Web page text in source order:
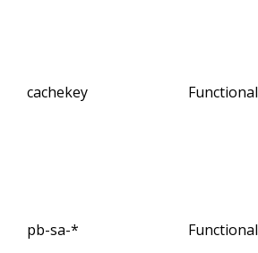
cachekey Functional
pb-sa-* Functional